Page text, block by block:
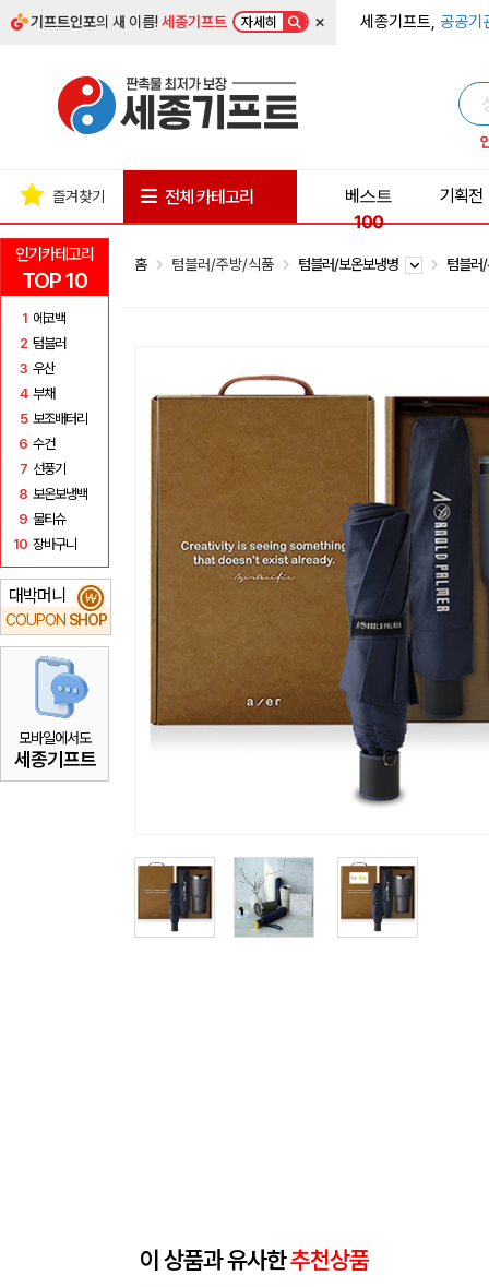
기프트인포의 새 이름!세종기프트 자세히 × 세종기프트, 공공기
인기카테고리
TOP 10
1 에코백
2 텀블러
3 우산
4 부채
5 보조배터리
6 수건
7 선풍기
8 보온보냉백
9 물티슈
10 장바구니
대박머니
COUPON SHOP
₩
모바일에서도
세종기프트
즐겨찾기 전체 카테고리
베스트
100
기획전
홈 텀블러/주방/식품 텀블러/보온보냉병 텀블러
이 상품과 유사한추천상품